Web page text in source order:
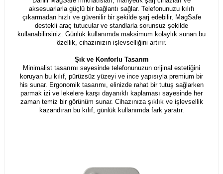
aksesuarlarla güçlü bir bağlantı sağlar. Telefonunuzu kılıfı
çıkarmadan hızlı ve güvenilir bir şekilde şarj edebilir, MagSafe
destekli araç tutucular ve standlarla sorunsuz şekilde
kullanabilirsiniz. Günlük kullanımda maksimum kolaylık sunan bu
özellik, cihazınızın işlevselliğini artırır.
Şık ve Konforlu Tasarım
Minimalist tasarımı sayesinde telefonunuzun orijinal estetiğini
koruyan bu kılıf, pürüzsüz yüzeyi ve ince yapısıyla premium bir
his sunar. Ergonomik tasarımı, elinizde rahat bir tutuş sağlarken
parmak izi ve lekelere karşı dayanıklı kaplaması sayesinde her
zaman temiz bir görünüm sunar. Cihazınıza şıklık ve işlevsellik
kazandıran bu kılıf, günlük kullanımda fark yaratır.